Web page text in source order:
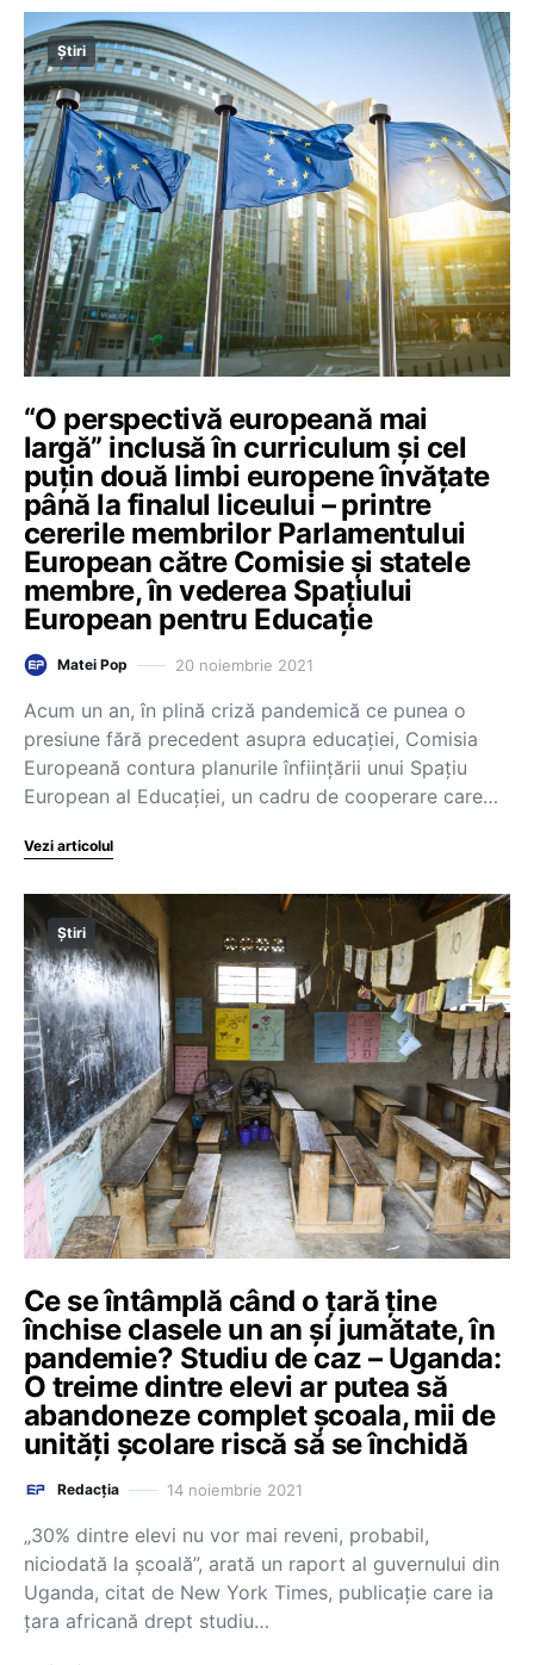
Știri
“O perspectivă europeană mai
largă” inclusă în curriculum și cel
puțin două limbi europene învățate
până la finalul liceului – printre
cererile membrilor Parlamentului
European către Comisie și statele
membre, în vederea Spațiului
European pentru Educație
Matei Pop 20 noiembrie 2021
Acum un an, în plină criză pandemică ce punea o
presiune fără precedent asupra educației, Comisia
Europeană contura planurile înființării unui Spațiu
European al Educației, un cadru de cooperare care…
Vezi articolul
Știri
Ce se întâmplă când o țară ține
închise clasele un an și jumătate, în
pandemie? Studiu de caz – Uganda:
O treime dintre elevi ar putea să
abandoneze complet școala, mii de
unități școlare riscă să se închidă
Redacția 14 noiembrie 2021
„30% dintre elevi nu vor mai reveni, probabil,
niciodată la școală”, arată un raport al guvernului din
Uganda, citat de New York Times, publicație care ia
țara africană drept studiu…